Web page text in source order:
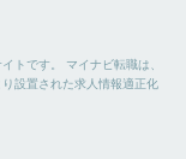
トです。 マイナビ転職は、
り設置された求人情報適正化